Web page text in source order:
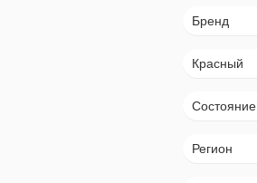
Бренд
Красный
Состояние
Регион